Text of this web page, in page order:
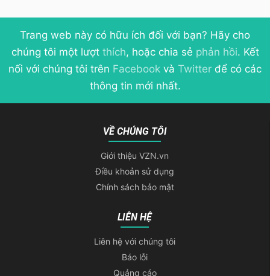
Trang web này có hữu ích đối với bạn? Hãy cho
chúng tôi một lượt thích, hoặc chia sẻ phản hồi. Kết
nối với chúng tôi trên Facebook và Twitter để có các
thông tin mới nhất.
VỀ CHÚNG TÔI
Giới thiệu VZN.vn
Điều khoản sử dụng
Chính sách bảo mật
LIÊN HỆ
Liên hệ với chúng tôi
Báo lỗi
Quảng cáo